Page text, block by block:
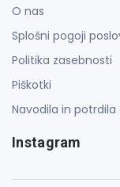
O nas
Splošni pogoji
Politika zasebnosti
Piškotki
Navodila in potrdila
Instagram